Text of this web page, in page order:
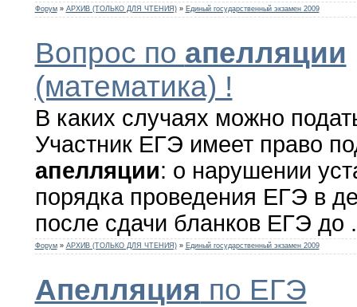
Форум » АРХИВ (ТОЛЬКО ДЛЯ ЧТЕНИЯ) » Единый государственный экзамен 2009
Вопрос по апелляции
(математика) !
В каких случаях можно
Участник ЕГЭ имеет право
апелляции: о нарушении
порядка проведения ЕГЭ в
после сдачи бланков ЕГЭ до
Форум » АРХИВ (ТОЛЬКО ДЛЯ ЧТЕНИЯ) » Единый государственный экзамен 2009
Апелляция по ЕГЭ